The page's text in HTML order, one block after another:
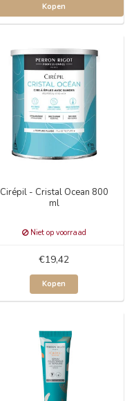
Kopen
Cirépil - Cristal Ocean 800
ml
Niet op voorraad
€19,42
Kopen